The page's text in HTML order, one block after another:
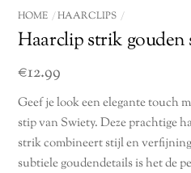
HOME HAARCLIPS
Haarclip strik gouden
€12.99
Geef je look een elegante touch
stip van Swiety. Deze prachtige
strik combineert stijl en
subtiele goudendetails is het de